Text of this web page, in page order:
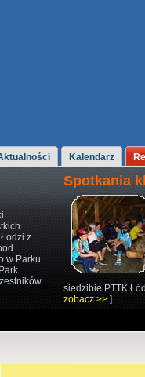
Kalendarz
z
w Parku
Spotkania
siedzibie PTTK
zobacz >> ]